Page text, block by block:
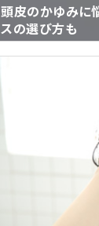
頭皮のかゆみに
スの選び方も